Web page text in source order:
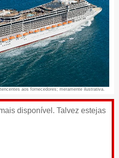
aos fornecedores; meramente ilustrativa.
disponível. Talvez estejas